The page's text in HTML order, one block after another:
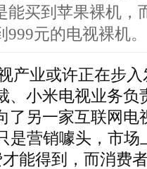
能买到苹果裸机，
元的电视裸机。
产业或许正在步
、小米电视业务负
了另一家互联网电
是营销噱头，市场
能得到，而消费